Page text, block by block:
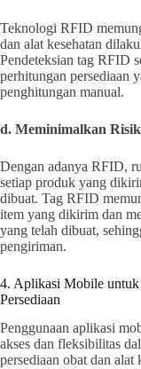
Teknologi RFID
dan alat kesehatan
Pendeteksian tag RFID
perhitungan persediaan
penghitungan manual.
d. Meminimalkan
Dengan adanya RFID,
setiap produk yang
dibuat. Tag RFID
item yang dikirim dan
yang telah dibuat,
pengiriman.
4. Aplikasi Mobile
Persediaan
Penggunaan aplikasi
akses dan fleksibilitas
persediaan obat dan alat